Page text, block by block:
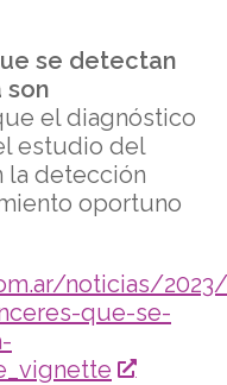
se detectan
son
el diagnóstico
estudio del
la detección
oportuno
noticias/
que-se-